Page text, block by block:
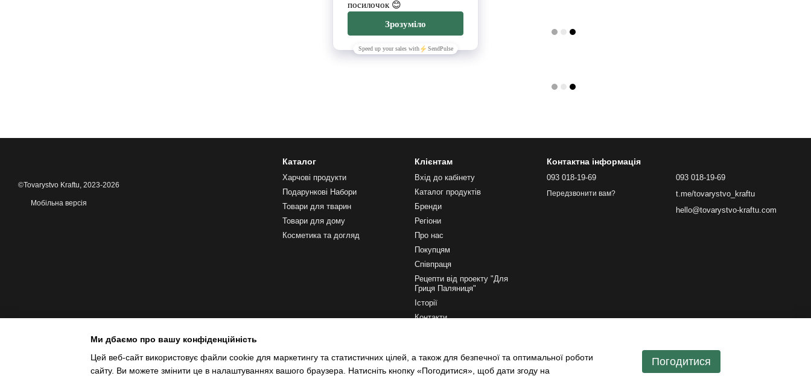
©Tovarystvo Kraftu, 2023-2026
Мобільна версія
Каталог
Харчові продукти
Подарункові Набори
Товари для тварин
Товари для дому
Косметика та догляд
Клієнтам
Вхід до кабінету
Каталог продуктів
Бренди
Регіони
Про нас
Покупцям
Співпраця
Рецепти від проекту "Для
Гриця Паляниця"
Історії
Контакти
Контактна інформація
093 018-19-69
Передзвонити вам?
093 018-19-69
t.me/tovarystvo_kraftu
hello@tovarystvo-kraftu.com
Ми дбаємо про вашу конфіденційність
Цей веб-сайт використовує файли cookie для маркетингу та статистичних цілей, а також для безпечної та оптимальної роботи
сайту. Ви можете змінити це в налаштуваннях вашого браузера. Натисніть кнопку «Погодитися», щоб дати згоду на
Погодитися